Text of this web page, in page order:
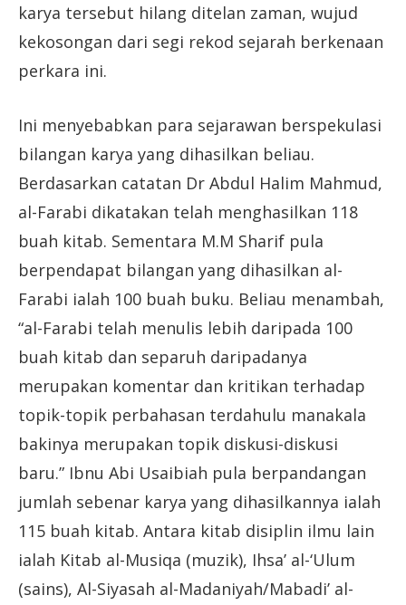
karya tersebut hilang ditelan zaman, wujud
kekosongan dari segi rekod sejarah berkenaan
perkara ini.
Ini menyebabkan para sejarawan berspekulasi
bilangan karya yang dihasilkan beliau.
Berdasarkan catatan Dr Abdul Halim Mahmud,
al-Farabi dikatakan telah menghasilkan 118
buah kitab. Sementara M.M Sharif pula
berpendapat bilangan yang dihasilkan al-
Farabi ialah 100 buah buku. Beliau menambah,
“al-Farabi telah menulis lebih daripada 100
buah kitab dan separuh daripadanya
merupakan komentar dan kritikan terhadap
topik-topik perbahasan terdahulu manakala
bakinya merupakan topik diskusi-diskusi
baru.” Ibnu Abi Usaibiah pula berpandangan
jumlah sebenar karya yang dihasilkannya ialah
115 buah kitab. Antara kitab disiplin ilmu lain
ialah Kitab al-Musiqa (muzik), Ihsa’ al-‘Ulum
(sains), Al-Siyasah al-Madaniyah/Mabadi’ al-